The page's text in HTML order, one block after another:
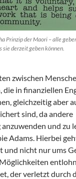
Prinzip der Maori – alle
sie derzeit geben können.
zwischen
in finanziellen
gleichzeitig aber
sind, da andere
und zu
Adams. Hierbei
und nicht nur ums
der verletzt durch